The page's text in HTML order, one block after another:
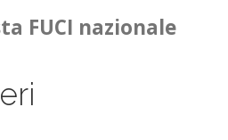
FUCI nazionale